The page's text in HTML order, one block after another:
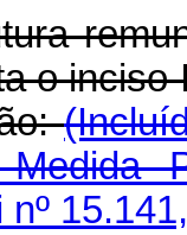
o inciso